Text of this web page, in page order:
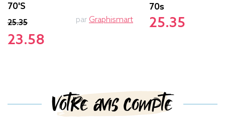
70's
25.35
23.58
par Graphismart
70s
25.35
Votre avis compte